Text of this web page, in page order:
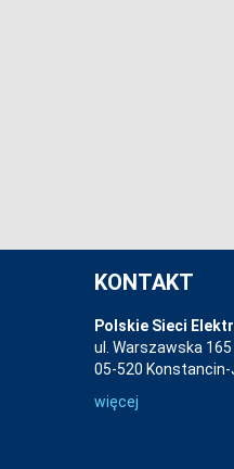
KONTAKT
Polskie Sieci
ul. Warszawska 165
05-520
więcej